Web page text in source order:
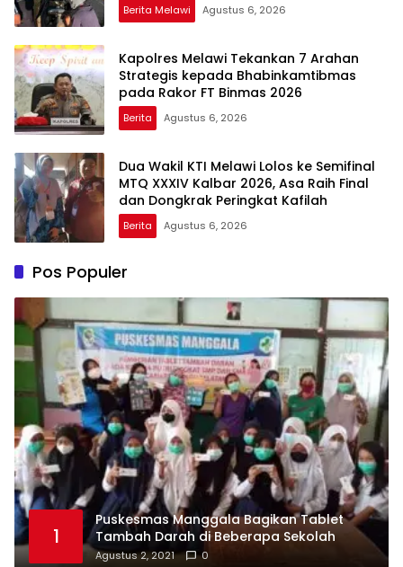
Berita Melawi Agustus 6, 2026
Kapolres Melawi Tekankan 7 Arahan
Strategis kepada Bhabinkamtibmas
pada Rakor FT Binmas 2026
Berita Agustus 6, 2026
Dua Wakil KTI Melawi Lolos ke Semifinal
MTQ XXXIV Kalbar 2026, Asa Raih Final
dan Dongkrak Peringkat Kafilah
Berita Agustus 6, 2026
Pos Populer
1
Puskesmas Manggala Bagikan Tablet
Tambah Darah di Beberapa Sekolah
Agustus 2, 2021 0